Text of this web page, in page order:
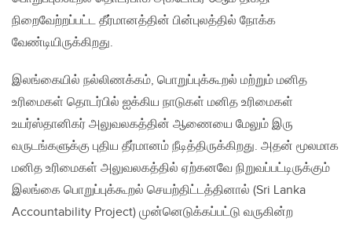
நிறைவேற்றப்பட்ட தீர்மானத்தின் பின்புலத்தில் நோக்க
வேண்டியிருக்கிறது.
இலங்கையில் நல்லிணக்கம், பொறுப்புக்கூறல் மற்றும் மனித
உரிமைகள் தொடர்பில் ஐக்கிய நாடுகள் மனித உரிமைகள்
உயர்ஸ்தானிகர் அலுவலகத்தின் ஆணையை மேலும் இரு
வருடங்களுக்கு புதிய தீர்மானம் நீடித்திருக்கிறது. அதன் மூலமாக
மனித உரிமைகள் அலுவலகத்தில் ஏற்கனவே நிறுவப்பட்டிருக்கும்
இலங்கை பொறுப்புக்கூறல் செயற்திட்டத்தினால் (Sri Lanka
Accountability Project) முன்னெடுக்கப்பட்டு வருகின்ற